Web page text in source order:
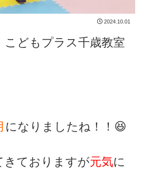
2024.10.01
こどもプラス千歳教室
になりましたね！！😆
きておりますが元気に